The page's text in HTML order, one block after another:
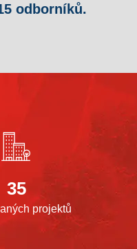
odborníků.
35
projektů